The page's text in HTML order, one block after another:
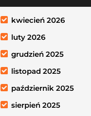
kwiecień 2026
luty 2026
grudzień 2025
listopad 2025
październik 2025
sierpień 2025